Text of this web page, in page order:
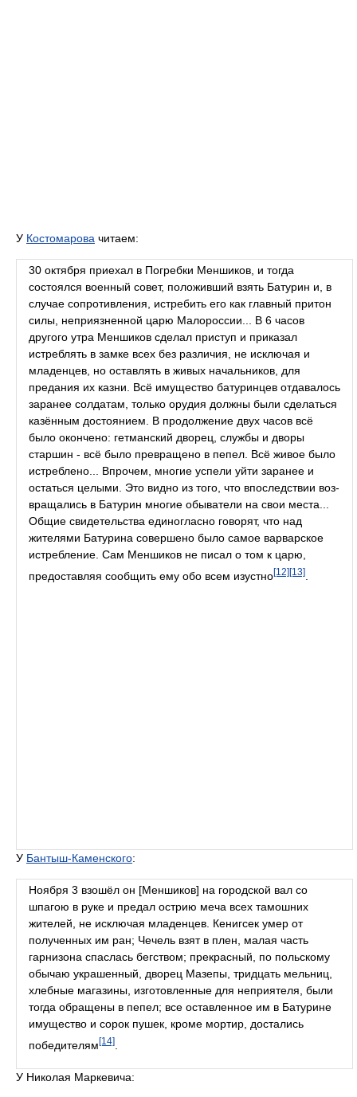
У Костомарова читаем:
30 октября приехал в Погребки Меншиков, и тогда
состоялся военный совет, положивший взять Батурин и, в
случае сопротивления, истребить его как главный притон
силы, неприязненной царю Малороссии... В 6 часов
другого утра Меншиков сделал приступ и приказал
истреблять в замке всех без различия, не исключая и
младенцев, но оставлять в живых начальников, для
предания их казни. Всё имущество батуринцев отдавалось
заранее солдатам, только орудия должны были сделаться
казённым достоянием. В продолжение двух часов всё
было окончено: гетманский дворец, службы и дворы
старшин - всё было превращено в пепел. Всё живое было
истреблено... Впрочем, многие успели уйти заранее и
остаться целыми. Это видно из того, что впоследствии воз-
вращались в Батурин многие обыватели на свои места...
Общие свидетельства единогласно говорят, что над
жителями Батурина совершено было самое варварское
истребление. Сам Меншиков не писал о том к царю,
предоставляя сообщить ему обо всем изустно[12][13]
У Бантыш-Каменского:
Ноября 3 взошёл он [Меншиков] на городской вал со
шпагою в руке и предал острию меча всех тамошних
жителей, не исключая младенцев. Кенигсек умер от
полученных им ран; Чечель взят в плен, малая часть
гарнизона спаслась бегством; прекрасный, по польскому
обычаю украшенный, дворец Мазепы, тридцать мельниц,
хлебные магазины, изготовленные для неприятеля, были
тогда обращены в пепел; все оставленное им в Батурине
имущество и сорок пушек, кроме мортир, достались
победителям [14]
У Николая Маркевича: